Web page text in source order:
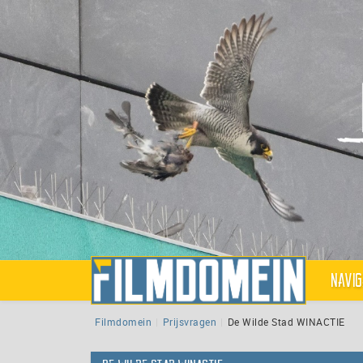
Filmdomein Prijsvragen De Wilde Stad WINACTIE